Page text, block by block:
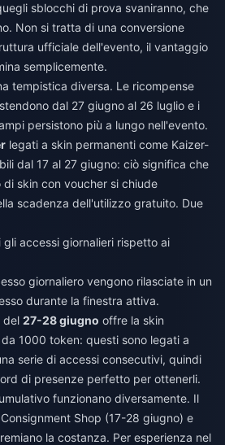
sblocchi di prova svaniranno, che
Non si tratta di una conversione
ufficiale dell'evento, il vantaggio
semplicemente.
tempistica diversa. Le ricompense
dal 27 giugno al 26 luglio e i
persistono più a lungo nell'evento.
legati a skin permanenti come Kaizer-
dal 17 al 27 giugno: ciò significa che
skin con voucher si chiude
scadenza dell'utilizzo gratuito. Due
accessi giornalieri rispetto ai
giornaliero vengono rilasciate in un
durante la finestra attiva.
del 27-28 giugno offre la skin
1000 token: questi sono legati a
serie di accessi consecutivi, quindi
di presenze perfetto per ottenerli.
funzionano diversamente. Il
Shop (17-28 giugno) e
la costanza. Per esperienza nel